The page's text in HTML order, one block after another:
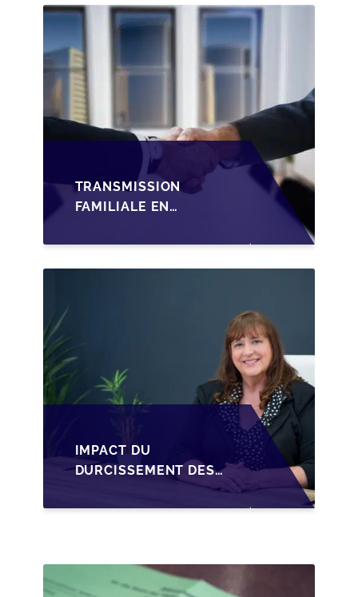
TRANSMISSION
FAMILIALE EN
STRUCTURER LA
CESSION DES PARTS
IMPACT DU
DURCISSEMENT DES
CRÉDIT SUR LA